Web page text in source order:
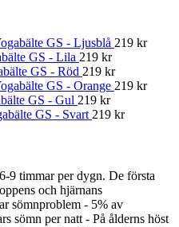
GS - Ljusblå 219 kr
GS - Lila 219 kr
GS - Röd 219 kr
GS - Orange 219 kr
GS - Gul 219 kr
GS - Svart 219 kr
9 timmar per dygn. De första
och hjärnans
sömnproblem - 5% av
sömn per natt - På ålderns höst